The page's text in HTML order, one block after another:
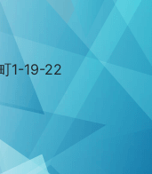
1-19-22